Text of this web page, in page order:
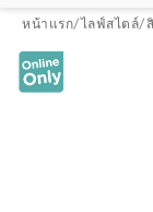
หน้าแรก/ไลฟ์สไตล์/